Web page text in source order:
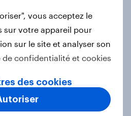
des Jeux
2024 : qu’en
?
vous acceptez le
sur votre appareil pour
sur le site et analyser son
de confidentialité et cookies
des cookies